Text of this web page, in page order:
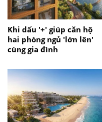
Khi dấu '+' giúp căn hộ
hai phòng ngủ 'lớn lên'
cùng gia đình